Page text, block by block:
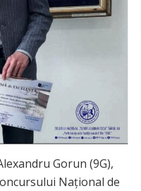
Gorun (9G),
Național de